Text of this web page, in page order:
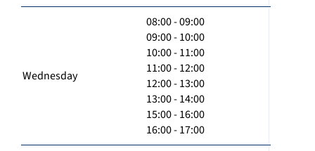
Wednesday
08:00 - 09:00
09:00 - 10:00
10:00 - 11:00
11:00 - 12:00
12:00 - 13:00
13:00 - 14:00
15:00 - 16:00
16:00 - 17:00